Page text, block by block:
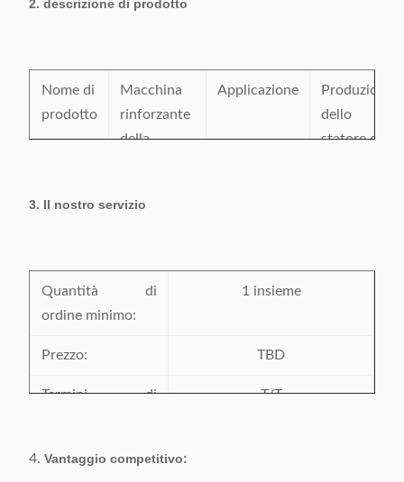
Certificazione: CE/SGS/BV/ISO9001
2. descrizione di prodotto
Nome di
prodotto
Macchina
rinforzante
della
statore
Applicazione
Produzione
dello
statore del
Tempo
della
Un anno
dopo le
pianta del
Servizio
3. Il nostro servizio
Quantità di
ordine minimo:
1 insieme
Prezzo: TBD
Termini di
T/T
Termine di
4. Vantaggio competitivo: